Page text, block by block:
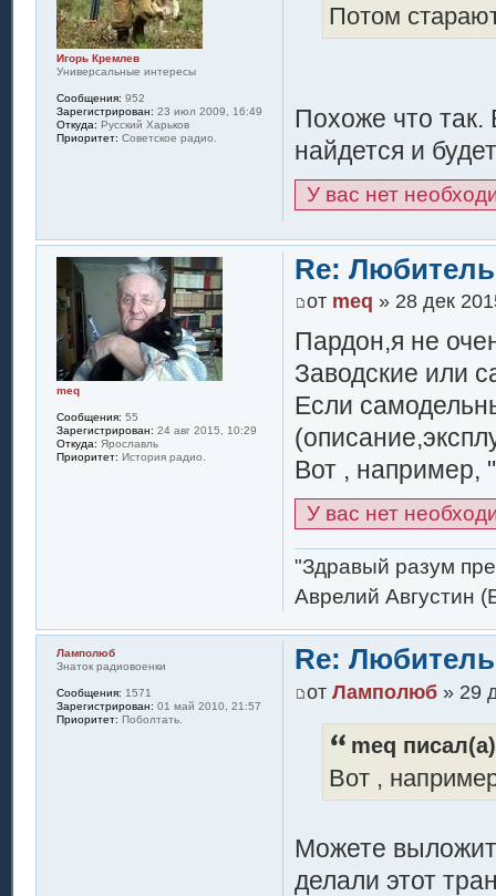
Потом
Похоже что
найдется и
У вас нет
Игорь Кремлев
Универсальные интересы
Сообщения: 952
Зарегистрирован: 23 июл 2009, 16:49
Откуда: Русский Харьков
Приоритет: Советское радио.
Re:
от meq » 28 дек
Пардон,я не
Заводские или
Если
Вот , например,
У вас нет
"Здравый разум
Аврелий Августин
meq
Сообщения: 55
Зарегистрирован: 24 авг 2015, 10:29
Откуда: Ярославль
Приоритет: История радио.
Re:
от Ламполюб» 29
meq
Вот ,
Можете
делали этот
Ламполюб
Знаток радиовоенки
Сообщения: 1571
Зарегистрирован: 01 май 2010, 21:57
Приоритет: Поболтать.